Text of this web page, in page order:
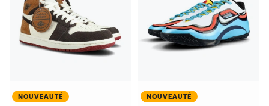
NOUVEAUTÉ NOUVEAUTÉ